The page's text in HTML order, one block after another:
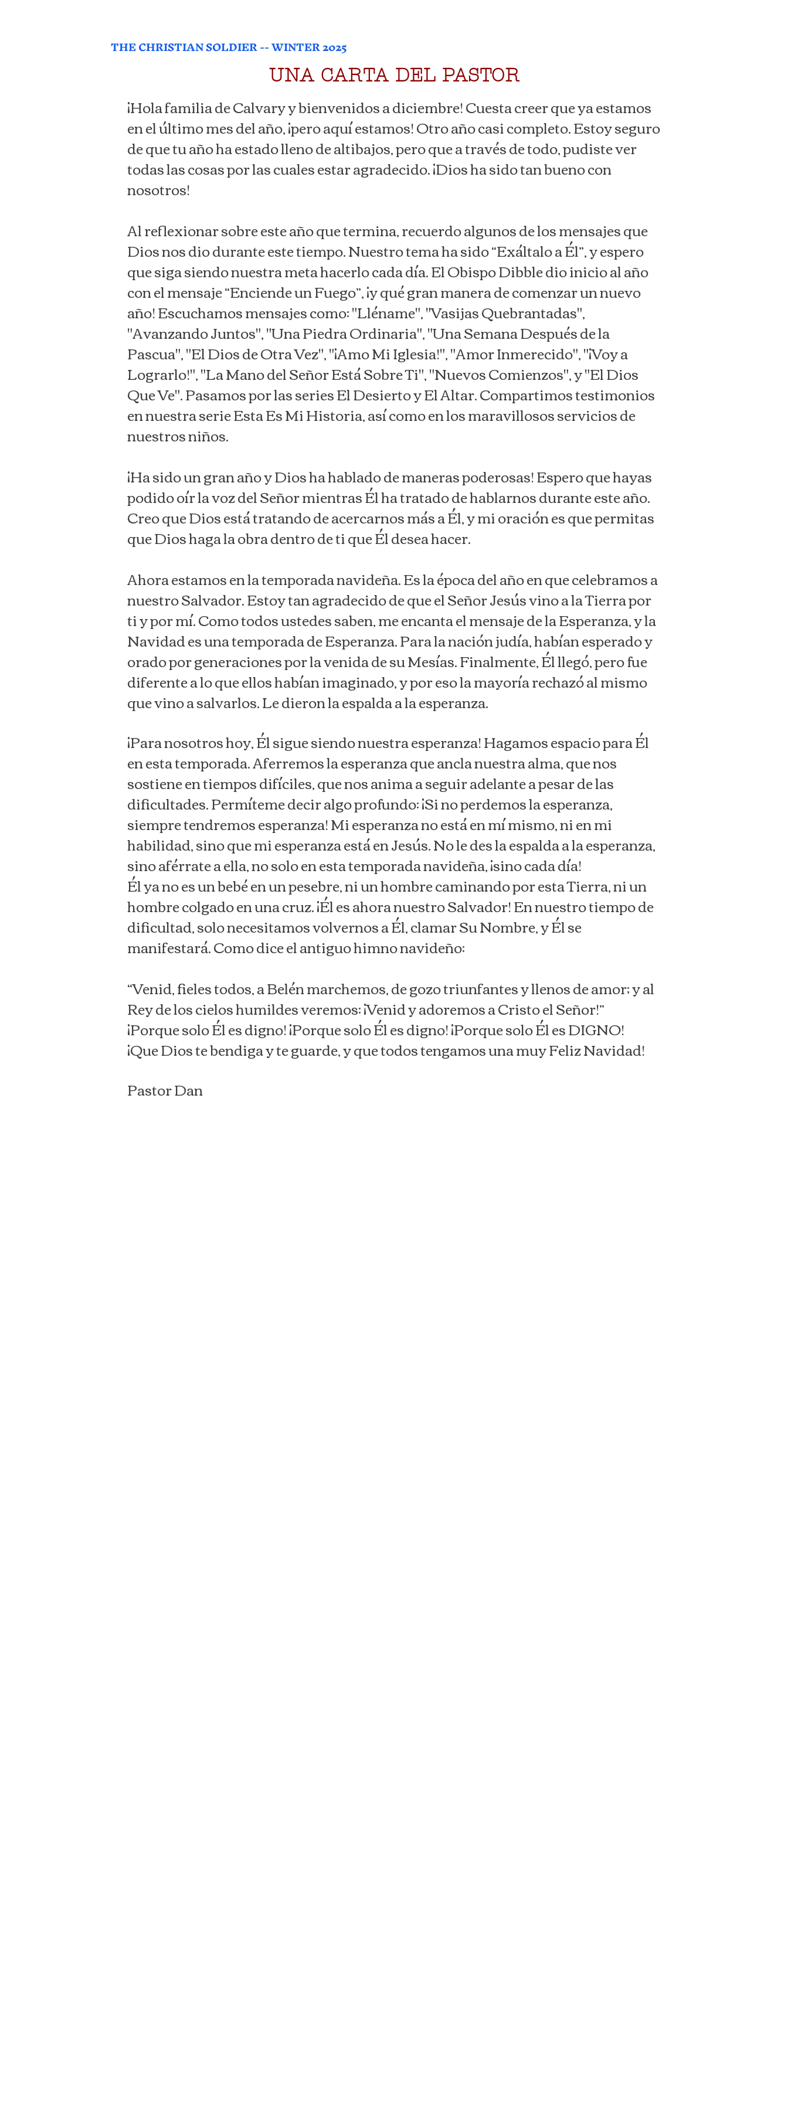
THE CHRISTIAN SOLDIER -- WINTER 2025
UNA CARTA DEL PASTOR
¡Hola familia de Calvary y bienvenidos a diciembre! Cuesta creer que ya estamos
en el último mes del año, ¡pero aquí estamos! Otro año casi completo. Estoy seguro
de que tu año ha estado lleno de altibajos, pero que a través de todo, pudiste ver
todas las cosas por las cuales estar agradecido. ¡Dios ha sido tan bueno con
nosotros!
Al reflexionar sobre este año que termina, recuerdo algunos de los mensajes que
Dios nos dio durante este tiempo. Nuestro tema ha sido “Exáltalo a Él”, y espero
que siga siendo nuestra meta hacerlo cada día. El Obispo Dibble dio inicio al año
con el mensaje “Enciende un Fuego”, ¡y qué gran manera de comenzar un nuevo
año! Escuchamos mensajes como: "Lléname", "Vasijas Quebrantadas",
"Avanzando Juntos", "Una Piedra Ordinaria", "Una Semana Después de la
Pascua", "El Dios de Otra Vez", "¡Amo Mi Iglesia!", "Amor Inmerecido", "¡Voy a
Lograrlo!", "La Mano del Señor Está Sobre Ti", "Nuevos Comienzos", y "El Dios
Que Ve". Pasamos por las series El Desierto y El Altar. Compartimos testimonios
en nuestra serie Esta Es Mi Historia, así como en los maravillosos servicios de
nuestros niños.
¡Ha sido un gran año y Dios ha hablado de maneras poderosas! Espero que hayas
podido oír la voz del Señor mientras Él ha tratado de hablarnos durante este año.
Creo que Dios está tratando de acercarnos más a Él, y mi oración es que permitas
que Dios haga la obra dentro de ti que Él desea hacer.
Ahora estamos en la temporada navideña. Es la época del año en que celebramos a
nuestro Salvador. Estoy tan agradecido de que el Señor Jesús vino a la Tierra por
ti y por mí. Como todos ustedes saben, me encanta el mensaje de la Esperanza, y la
Navidad es una temporada de Esperanza. Para la nación judía, habían esperado y
orado por generaciones por la venida de su Mesías. Finalmente, Él llegó, pero fue
diferente a lo que ellos habían imaginado, y por eso la mayoría rechazó al mismo
que vino a salvarlos. Le dieron la espalda a la esperanza.
¡Para nosotros hoy, Él sigue siendo nuestra esperanza! Hagamos espacio para Él
en esta temporada. Aferremos la esperanza que ancla nuestra alma, que nos
sostiene en tiempos difíciles, que nos anima a seguir adelante a pesar de las
dificultades. Permíteme decir algo profundo: ¡Si no perdemos la esperanza,
siempre tendremos esperanza! Mi esperanza no está en mí mismo, ni en mi
habilidad, sino que mi esperanza está en Jesús. No le des la espalda a la esperanza,
sino aférrate a ella, no solo en esta temporada navideña, ¡sino cada día!
Él ya no es un bebé en un pesebre, ni un hombre caminando por esta Tierra, ni un
hombre colgado en una cruz. ¡Él es ahora nuestro Salvador! En nuestro tiempo de
dificultad, solo necesitamos volvernos a Él, clamar Su Nombre, y Él se
manifestará. Como dice el antiguo himno navideño:
“Venid, fieles todos, a Belén marchemos, de gozo triunfantes y llenos de amor; y al
Rey de los cielos humildes veremos: ¡Venid y adoremos a Cristo el Señor!”
¡Porque solo Él es digno! ¡Porque solo Él es digno! ¡Porque solo Él es DIGNO!
¡Que Dios te bendiga y te guarde, y que todos tengamos una muy Feliz Navidad!
Pastor Dan